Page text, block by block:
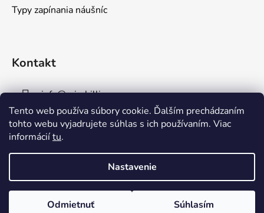
Tento web používa súbory cookie. Ďalším prechádzaním
tohto webu vyjadrujete súhlas s ich používaním. Viac
informáciítu.
Nastavenie
Odmietnuť Súhlasím
Typy zapínania náušníc
Kontakt
info@mirabillis.eu
0950854697
Vytvoril Shoptet